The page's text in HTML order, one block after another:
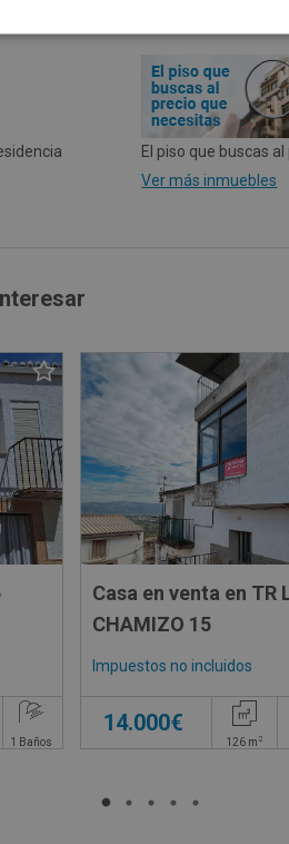
El piso que buscas
Ver más inmuebles
1 Baños
Casa en venta en TR
CHAMIZO 15
Impuestos no incluidos
14.000€
126 m 2